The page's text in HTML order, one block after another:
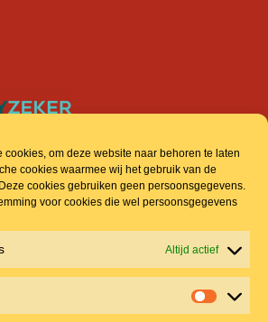
cookies, om deze website naar behoren te laten
cookies waarmee wij het gebruik van de
cookies gebruiken geen persoonsgegevens.
voor cookies die wel persoonsgegevens
Altijd actief